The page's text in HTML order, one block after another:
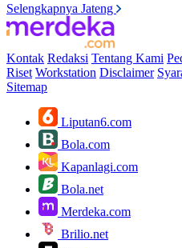
Selengkapnya Jateng
Kontak Redaksi Tentang Kami
Riset Workstation Disclaimer
Sitemap
Liputan6.com
Bola.com
Kapanlagi.com
Bola.net
Merdeka.com
Brilio.net